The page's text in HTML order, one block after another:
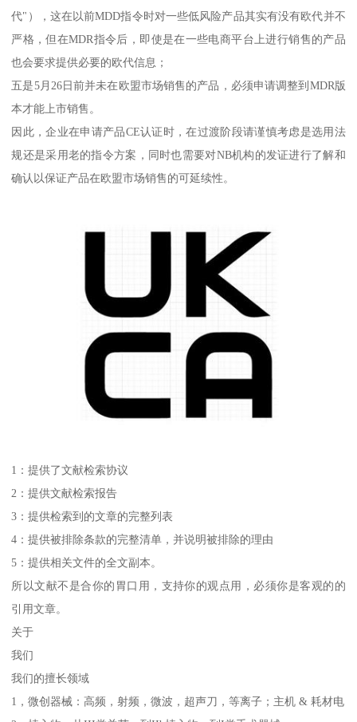
代"），这在以前MDD指令时对一些低风险产品其实有没有欧代并不
严格，但在MDR指令后，即使是在一些电商平台上进行销售的产品
也会要求提供必要的欧代信息；
五是5月26日前并未在欧盟市场销售的产品，必须申请调整到MDR版
本才能上市销售。
因此，企业在申请产品CE认证时，在过渡阶段请谨慎考虑是选用法
规还是采用老的指令方案，同时也需要对NB机构的发证进行了解和
确认以保证产品在欧盟市场销售的可延续性。
1：提供了文献检索协议
2：提供文献检索报告
3：提供检索到的文章的完整列表
4：提供被排除条款的完整清单，并说明被排除的理由
5：提供相关文件的全文副本。
所以文献不是合你的胃口用，支持你的观点用，必须你是客观的的
引用文章。
关于
我们
我们的擅长领域
1，微创器械：高频，射频，微波，超声刀，等离子；主机 & 耗材电